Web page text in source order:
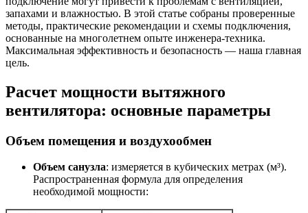
запахами и влажностью. В этой статье собраны проверенные
методы, практические рекомендации и схемы подключения,
основанные на многолетнем опыте инженера-техника.
Максимальная эффективность и безопасность — наша главная
цель.
Расчет мощности вытяжного
вентилятора: основные параметры
Объем помещения и воздухообмен
Объем санузла: измеряется в кубических метрах (м³).
Распространенная формула для определения
необходимой мощности: